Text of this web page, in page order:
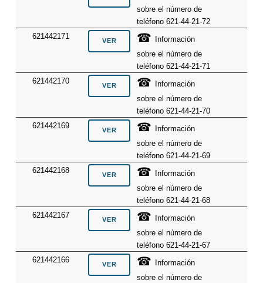
sobre el número de
teléfono 621-44-21-72
621442171
☎
Información
sobre el número de
teléfono 621-44-21-71
621442170
☎
Información
sobre el número de
teléfono 621-44-21-70
621442169
☎
Información
sobre el número de
teléfono 621-44-21-69
621442168
☎
Información
sobre el número de
teléfono 621-44-21-68
621442167
☎
Información
sobre el número de
teléfono 621-44-21-67
621442166
☎
Información
sobre el número de